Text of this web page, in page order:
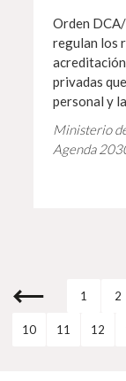
Orden
regulan los
privadas
personal y
Ministerio
Agenda
1 2
10 11 12